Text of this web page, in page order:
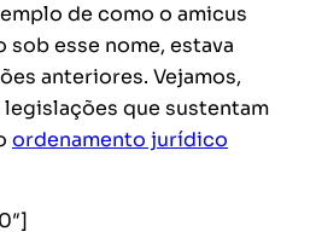
de como o amicus
sob esse nome, estava
anteriores. Vejamos,
que sustentam
ordenamento jurídico